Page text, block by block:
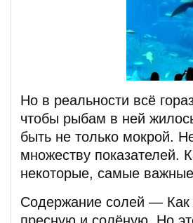
Но в реальности всё
чтобы рыбам в ней
быть не только мокрой.
множеству показателей.
некоторые, самые
Содержание солей — Как